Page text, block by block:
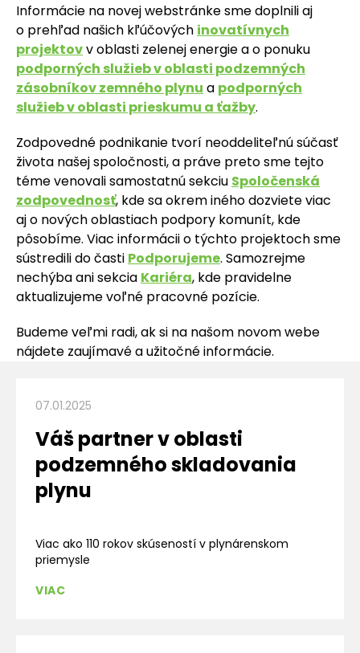
Informácie na novej webstránke sme doplnili aj
o prehľad našich kľúčových inovatívnych
projektovv oblasti zelenej energie a o ponuku
podporných služieb v oblasti podzemných
zásobníkov zemného plynu a podporných
služieb v oblasti prieskumu a ťažby.
Zodpovedné podnikanie tvorí neoddeliteľnú súčasť
života našej spoločnosti, a práve preto sme tejto
téme venovali samostatnú sekciu Spoločenská
zodpovednosť, kde sa okrem iného dozviete viac
aj o nových oblastiach podpory komunít, kde
pôsobíme. Viac informácii o týchto projektoch sme
sústredili do časti Podporujeme. Samozrejme
nechýba ani sekcia Kariéra, kde pravidelne
aktualizujeme voľné pracovné pozície.
Budeme veľmi radi, ak si na našom novom webe
nájdete zaujímavé a užitočné informácie.
07.01.2025
Váš partner v oblasti
podzemného skladovania
plynu
Viac ako 110 rokov skúseností v plynárenskom
priemysle
VIAC